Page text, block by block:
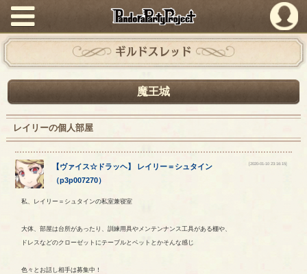
PandoraPartyProject
ギルドスレッド
魔王城
レイリーの個人部屋
【ヴァイス☆ドラッヘ】 レイリー＝ シュタイン
（p3p007270）
[2020-01-10 23:16:15]
私、レイリー＝シュタインの私室兼寝室
大体、部屋は台所があったり、訓練用具やメンテンナンス工具がある棚や、
ドレスなどのクローゼットにテーブルとベットとかそんな感じ
色々とお話し相手は募集中！